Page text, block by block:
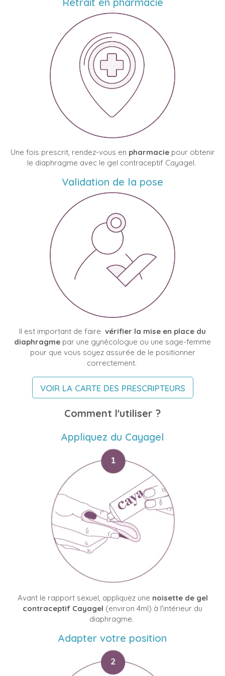
Une fois prescrit, rendez-vous en pharmaciepour obtenir
le diaphragme avec le gel contraceptif Cayagel.
Validation de la pose
Il est important de faire vérifier la mise en place du
diaphragme par une gynécologue ou une sage-femme
pour que vous soyez assurée de le positionner
correctement.
VOIR LA CARTE DES PRESCRIPTEURS
Comment l'utiliser ?
Appliquez du Cayagel
Avant le rapport sexuel, appliquez une noisette de gel
contraceptif Cayagel (environ 4ml) à l'intérieur du
diaphragme.
Adapter votre position